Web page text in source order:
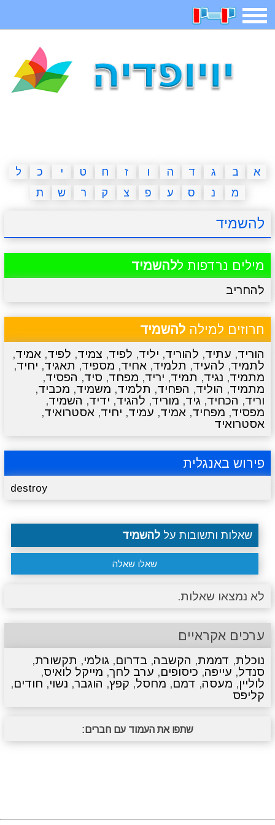
תפריט
איש תלוי מדריכים פוקימון גו מצא הבדלים
יצירה משחקי בנות אשליות חדשות
א ב ג ד ה ו ז ח ט י כ
ל
מ
נ ס ע פ צ ק ר ש ת
להשמיד
מילים נרדפות ללהשמיד
להחריב
חרוזים למילה להשמיד
הוריד, עתיד, להוריד, יליד, לפיד, צמיד, לפיד, אמיד,
לתמיד, להעיד, תלמיד, אחיד, מספיד, תאגיד, יחיד,
מתמיד, נגיד, תמיד, יריד, מפחד, סיד, הפסיד,
מתמיד, הוליד, הפחיד, תלמיד, משמיד, מכביד,
וריד, הכחיד, גיד, מוריד, להגיד, ידיד, השמיד,
מפסיד, מפחיד, אמיד, עמיד, יחיד, אסטרואיד,
אסטרואיד
פירוש באנגלית
destroy
שאלות ותשובות על להשמיד
שאלו שאלה
לא נמצאו שאלות.
ערכים אקראיים
נוכלת, דממת, הקשבה, בדרום, גולמי, תקשורת,
סנדל, עייפה, כיסופים, ערב לחך, מייקל לואיס,
לוליין, מעסה, דמם, מחסל, קפץ, הוגבר, נשוי, חודים,
קליפס
שתפו את העמוד עם חברים: